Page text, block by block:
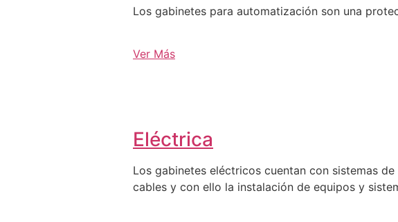
Los gabinetes para automatización son una
Ver Más
Eléctrica
Los gabinetes eléctricos cuentan con sistemas
cables y con ello la instalación de equipos y